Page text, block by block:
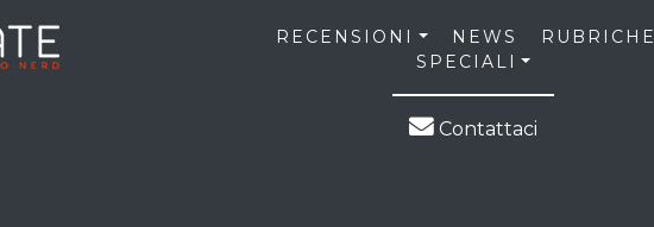
RECENSIONI NEWS
RUBRICHE
SPECIALI
Contattaci